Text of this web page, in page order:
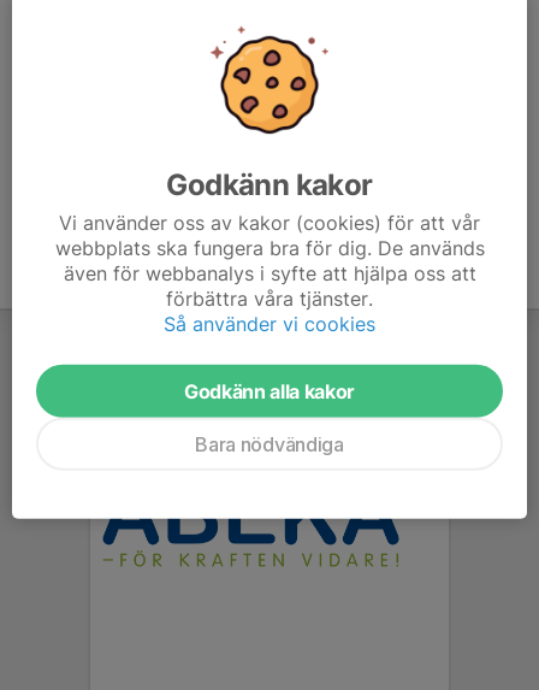
Godkänn kakor
Vi använder oss av kakor (cookies) för att vår
webbplats ska fungera bra för dig. De används
även för webbanalys i syfte att hjälpa oss att
förbättra våra tjänster.
Så använder vi cookies
Godkänn alla kakor
Bara nödvändiga